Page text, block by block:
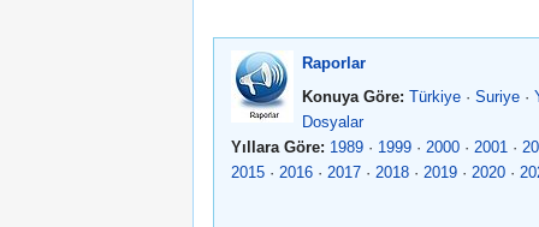
Raporlar
Konuya Göre: Türkiye· Suriye·
Dosyalar
Yıllara Göre: 1989 · 1999 · 2000 · 2001 ·
2015 · 2016 · 2017 · 2018 · 2019 · 2020 ·